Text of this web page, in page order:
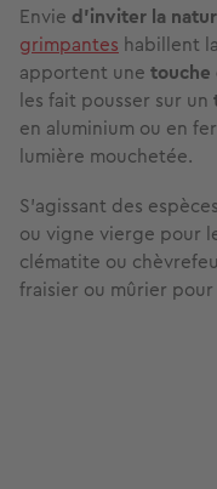
Envie d’inviter la
grimpantes habillent
apportent une touche
les fait pousser sur un
en aluminium ou en
lumière mouchetée.
S’agissant des
ou vigne vierge pour
clématite ou
fraisier ou mûrier